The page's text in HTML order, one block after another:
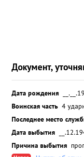
Документ,
Дата рождения
Воинская часть 4
Последнее место
Дата выбытия
Причина выбытия